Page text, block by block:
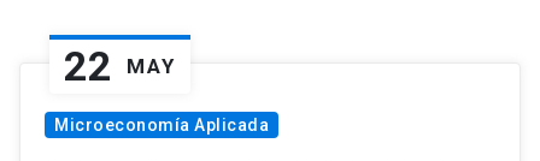
22 MAY
Microeconomía Aplicada